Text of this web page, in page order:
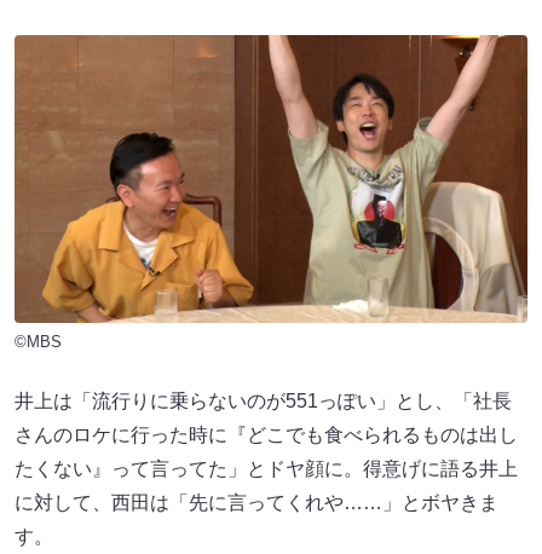
©MBS
井上は「流行りに乗らないのが551っぽい」とし、「社長
さんのロケに行った時に『どこでも食べられるものは出し
たくない』って言ってた」とドヤ顔に。得意げに語る井上
に対して、西田は「先に言ってくれや……」とボヤきま
す。